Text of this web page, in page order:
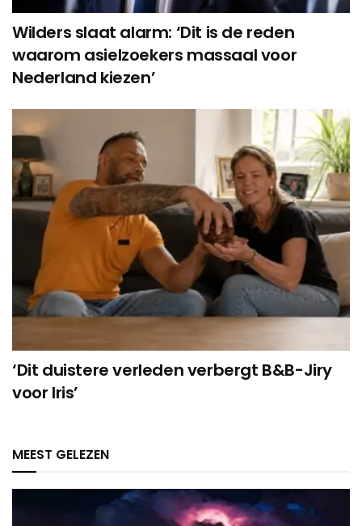
Wilders slaat alarm: ‘Dit is de reden
waarom asielzoekers massaal voor
Nederland kiezen’
‘Dit duistere verleden verbergt B&B-Jiry
voor Iris’
MEEST GELEZEN